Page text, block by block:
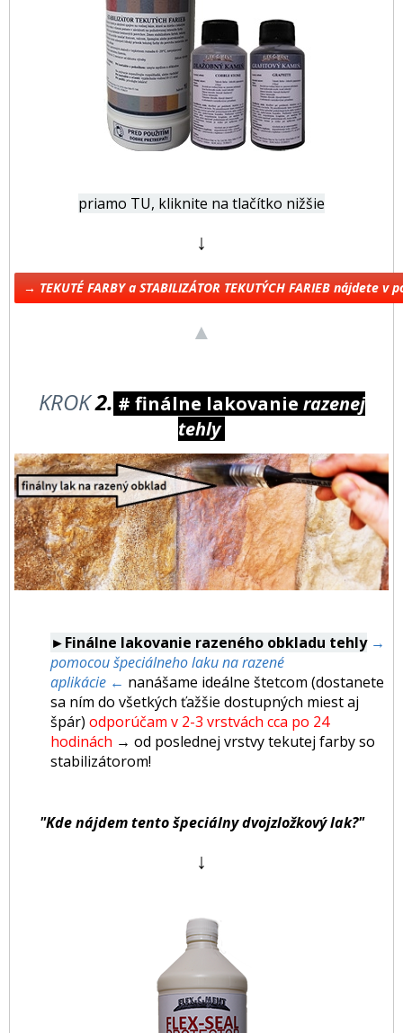
priamo TU, kliknite na tlačítko nižšie
↓
→ TEKUTÉ FARBY a STABILIZÁTOR TEKUTÝCH FARIEB nájdete
▲
KROK2. # finálne lakovanie razenej
tehly
►Finálne lakovanie razeného obkladu tehly →
pomocou špeciálneho laku na razené
aplikácie ← nanášame ideálne štetcom (dostanete
sa ním do všetkých ťažšie dostupných miest aj
špár) odporúčam v 2-3 vrstvách cca po 24
hodinách → od poslednej vrstvy tekutej farby so
stabilizátorom!
"Kde nájdem tento špeciálny dvojzložkový lak?"
↓